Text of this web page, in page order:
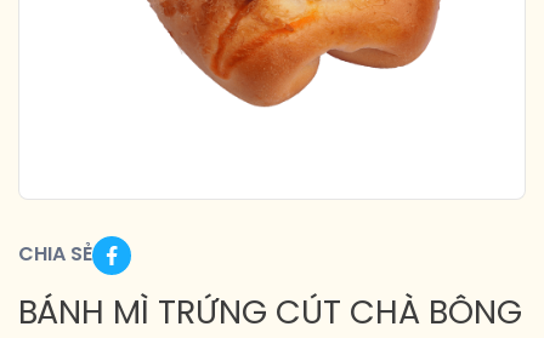
CHIA SẺ
BÁNH MÌ TRỨNG CÚT CHÀ BÔNG